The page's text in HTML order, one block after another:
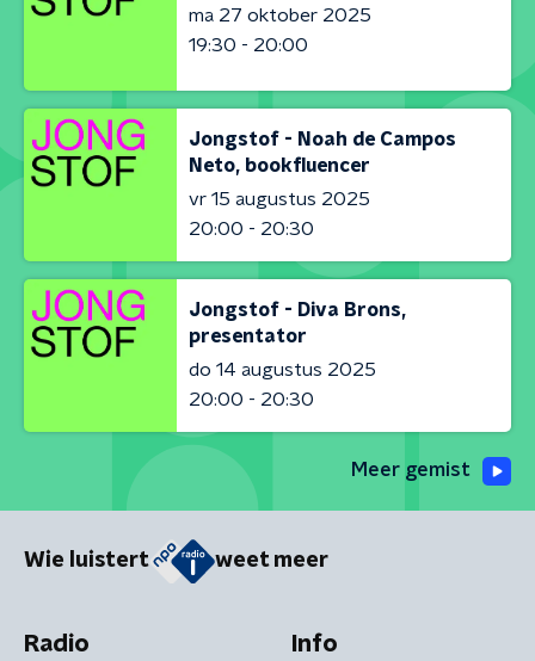
ma 27 oktober 2025
19:30 - 20:00
Jongstof - Noah de Campos
Neto, bookfluencer
vr 15 augustus 2025
20:00 - 20:30
Jongstof - Diva Brons,
presentator
do 14 augustus 2025
20:00 - 20:30
Meer gemist
Wie luistert weet meer
Radio Info